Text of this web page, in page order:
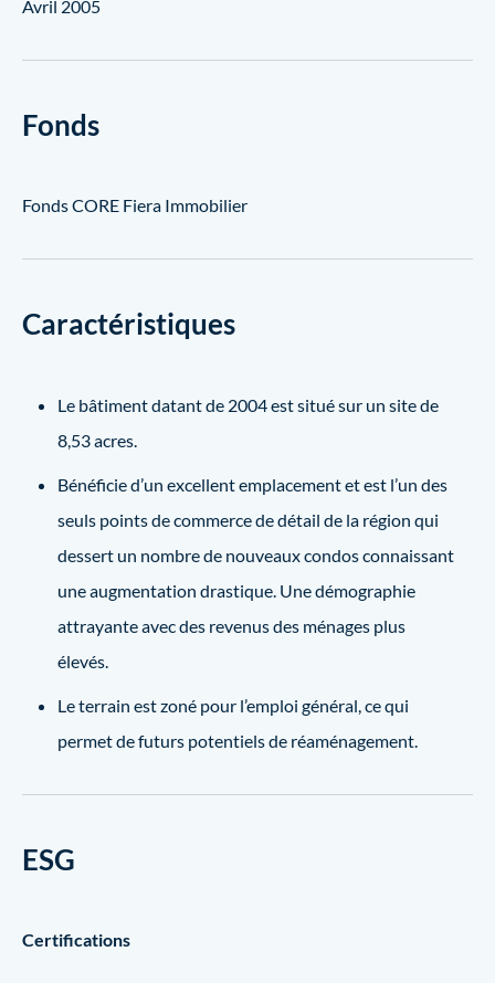
Avril 2005
Fonds
Fonds CORE Fiera Immobilier
Caractéristiques
Le bâtiment datant de 2004 est situé sur un site de
8,53 acres.
Bénéficie d’un excellent emplacement et est l’un des
seuls points de commerce de détail de la région qui
dessert un nombre de nouveaux condos connaissant
une augmentation drastique. Une démographie
attrayante avec des revenus des ménages plus
élevés.
Le terrain est zoné pour l’emploi général, ce qui
permet de futurs potentiels de réaménagement.
ESG
Certifications